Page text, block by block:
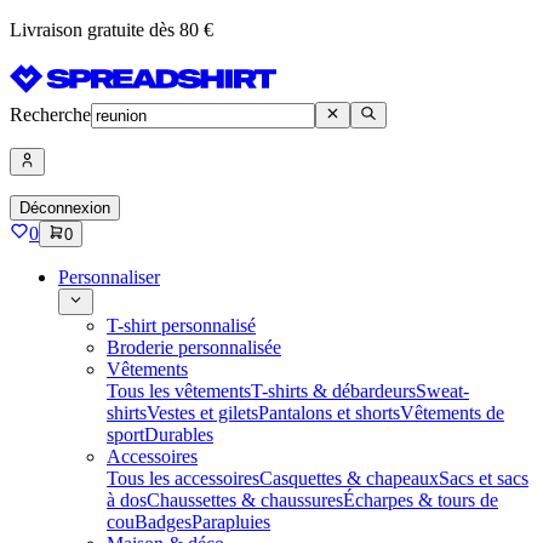
Livraison gratuite dès 80 €
Recherche
Déconnexion
0 0
Personnaliser
T-shirt personnalisé
Broderie personnalisée
Vêtements
Tous les vêtementsT-shirts & débardeursSweat-
shirtsVestes et giletsPantalons et shortsVêtements de
sportDurables
Accessoires
Tous les accessoiresCasquettes & chapeauxSacs et sacs
à dosChaussettes & chaussuresÉcharpes & tours de
couBadgesParapluies